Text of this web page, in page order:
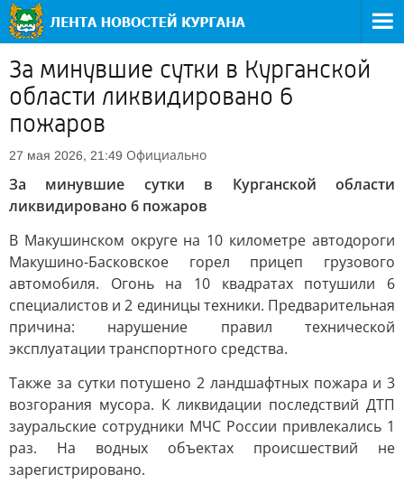
За минувшие сутки в Курганской
области ликвидировано 6
пожаров
27 мая 2026, 21:49 Официально
За минувшие сутки в Курганской области
ликвидировано 6 пожаров
В Макушинском округе на 10 километре автодороги
Макушино-Басковское горел прицеп грузового
автомобиля. Огонь на 10 квадратах потушили 6
специалистов и 2 единицы техники. Предварительная
причина: нарушение правил технической
эксплуатации транспортного средства.
Также за сутки потушено 2 ландшафтных пожара и 3
возгорания мусора. К ликвидации последствий ДТП
зауральские сотрудники МЧС России привлекались 1
раз. На водных объектах происшествий не
зарегистрировано.